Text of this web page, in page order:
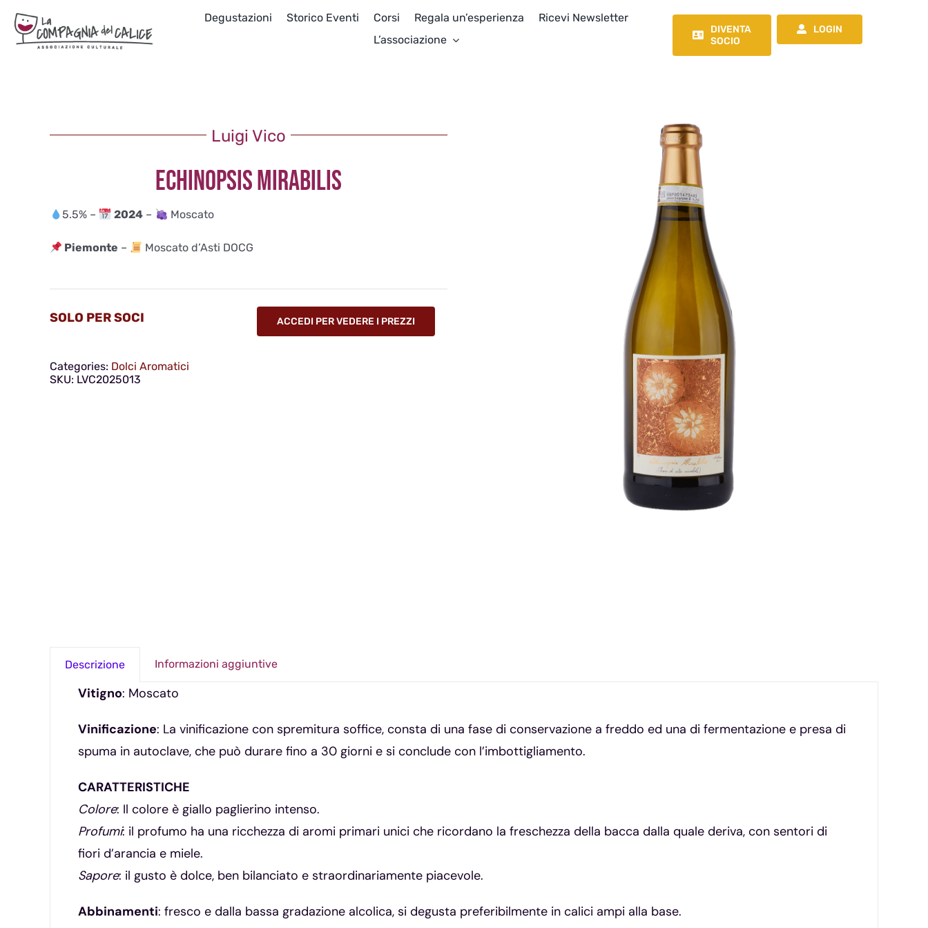
contenuto
Degustazioni Storico Eventi Corsi Regala un’esperienza
Ricevi Newsletter
L’associazione
DIVENTA
SOCIO
LOGIN
Luigi Vico
ECHINOPSIS MIRABILIS
5.5% – 2024 – Moscato
Piemonte – Moscato d’Asti DOCG
SOLO PER SOCI ACCEDI PER VEDERE I PREZZI
Categories: Dolci Aromatici
SKU: LVC2025013
Descrizione Informazioni aggiuntive
Vitigno: Moscato
Vinificazione: La vinificazione con spremitura soffice, consta di una fase di conservazione a freddo ed una di fermentazione e presa di
spuma in autoclave, che può durare fino a 30 giorni e si conclude con l’imbottigliamento.
CARATTERISTICHE
Colore: Il colore è giallo paglierino intenso.
Profumi: il profumo ha una ricchezza di aromi primari unici che ricordano la freschezza della bacca dalla quale deriva, con sentori di
fiori d’arancia e miele.
Sapore: il gusto è dolce, ben bilanciato e straordinariamente piacevole.
Abbinamenti: fresco e dalla bassa gradazione alcolica, si degusta preferibilmente in calici ampi alla base.